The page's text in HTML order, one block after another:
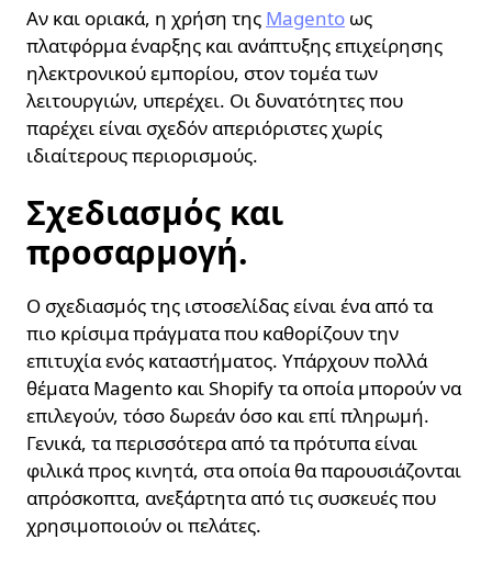
Αν και οριακά, η χρήση της Magento ως
πλατφόρμα έναρξης και ανάπτυξης επιχείρησης
ηλεκτρονικού εμπορίου, στον τομέα των
λειτουργιών, υπερέχει. Οι δυνατότητες που
παρέχει είναι σχεδόν απεριόριστες χωρίς
ιδιαίτερους περιορισμούς.
Σχεδιασμός και
προσαρμογή.
Ο σχεδιασμός της ιστοσελίδας είναι ένα από τα
πιο κρίσιμα πράγματα που καθορίζουν την
επιτυχία ενός καταστήματος. Υπάρχουν πολλά
θέματα Magento και Shopify τα οποία μπορούν να
επιλεγούν, τόσο δωρεάν όσο και επί πληρωμή.
Γενικά, τα περισσότερα από τα πρότυπα είναι
φιλικά προς κινητά, στα οποία θα παρουσιάζονται
απρόσκοπτα, ανεξάρτητα από τις συσκευές που
χρησιμοποιούν οι πελάτες.